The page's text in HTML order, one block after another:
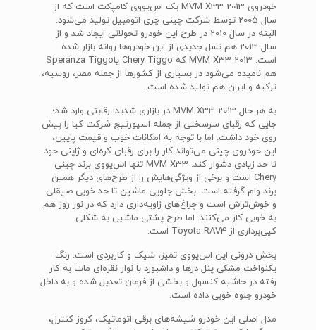
خودروی MVM X33 2013 یک اس‌یووی کامپکت است که از
سال 2005 توسط شرکت چینی چری اتومبیل تولید می‌شود.
البته در سال 2010 در طرح این خودرو تحولاتی ایجاد شد و از
سال 2013 هم نسل جدیدی از این خودروها روانه بازار شده
است. MVM X33 2013 که Chery Tiggo یاSperanza Tiggo
هم نامیده می‌شود در بسیاری از کشورها از جمله مصر، روسیه،
ترکیه و ایران هم تولید شده است.
به هر حال MVM X33 2013 در بازاری شدیدا رقابتی وارد شد؛
جایی که رقبای سرسختی از جمله اسپورتیج شرکت کیا را پیش
روی خود داشت. اما با توجه به امکانات خوب و قیمت پایین،
این خودروی چینی می‌تواند کار را برای رقبای کره‌ای و ژاپنی خود
تا حد زیادی دشوار کند. MVM X33 تنها اس‌یووی برند چینی
Chery است و برخی از ویژگی‌هایش را از طرح‌های دیگر همین
برند وام گرفته‌ است. بخش جلویی ماشین تا حد خوبی صیقلی
و خوش‌تراش است و چراغ‌های زاویه‌داری دارد که در نور روز هم
به خوبی کار می‌کنند. اما طرح پشتی ماشین به شکلی
کپی‌برداری از Toyota RAV4 است.
بخش درونی این اس‌یووی تمیز، شیک و کاربردی است. رنگ
یکنواخت مشکی پنل‌ درها و داشبورد با نوار نقره‌ای مات به کار
رفته در حاشیه‌ کنسول و بخشی از فرمان تعدیل شده و به داخل
خودرو جلوه خوبی داده است.
مدل اصلی این خودرو شیشه‌های برقی اتوماتیک، کروز کنترل،